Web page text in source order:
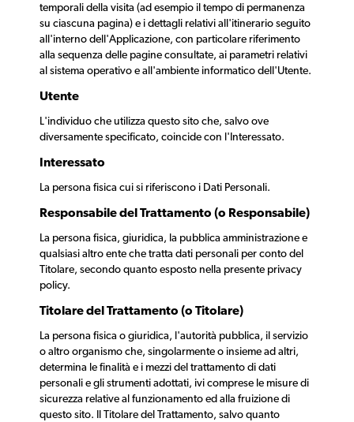
temporali della visita (ad esempio il tempo di permanenza
su ciascuna pagina) e i dettagli relativi all'itinerario seguito
all'interno dell'Applicazione, con particolare riferimento
alla sequenza delle pagine consultate, ai parametri relativi
al sistema operativo e all'ambiente informatico dell'Utente.
Utente
L'individuo che utilizza questo sito che, salvo ove
diversamente specificato, coincide con l'Interessato.
Interessato
La persona fisica cui si riferiscono i Dati Personali.
Responsabile del Trattamento (o Responsabile)
La persona fisica, giuridica, la pubblica amministrazione e
qualsiasi altro ente che tratta dati personali per conto del
Titolare, secondo quanto esposto nella presente privacy
policy.
Titolare del Trattamento (o Titolare)
La persona fisica o giuridica, l'autorità pubblica, il servizio
o altro organismo che, singolarmente o insieme ad altri,
determina le finalità e i mezzi del trattamento di dati
personali e gli strumenti adottati, ivi comprese le misure di
sicurezza relative al funzionamento ed alla fruizione di
questo sito. Il Titolare del Trattamento, salvo quanto